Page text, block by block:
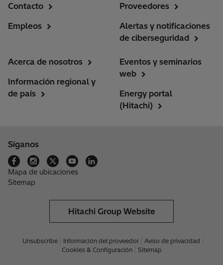
Contacto
Empleos
Proveedores
Alertas y notificaciones
de ciberseguridad
Acerca de nosotros
Información regional y
de país
Eventos y seminarios
web
Energy portal
(Hitachi)
Síganos
Mapa de ubicaciones
Sitemap
Hitachi Group Website
Unsubscribe Información del proveedor
Aviso de privacidad
Cookies & Configuración
Sitemap